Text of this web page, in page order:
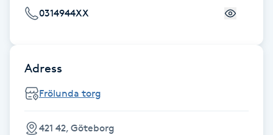
Face framing
Faceliftmassage
Fet hårbotten
0314944XX
Adress
Frölunda torg
421 42, Göteborg